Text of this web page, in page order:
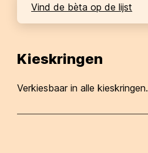
Vind de bèta op de lijst
Kieskringen
Verkiesbaar in alle kieskringen.